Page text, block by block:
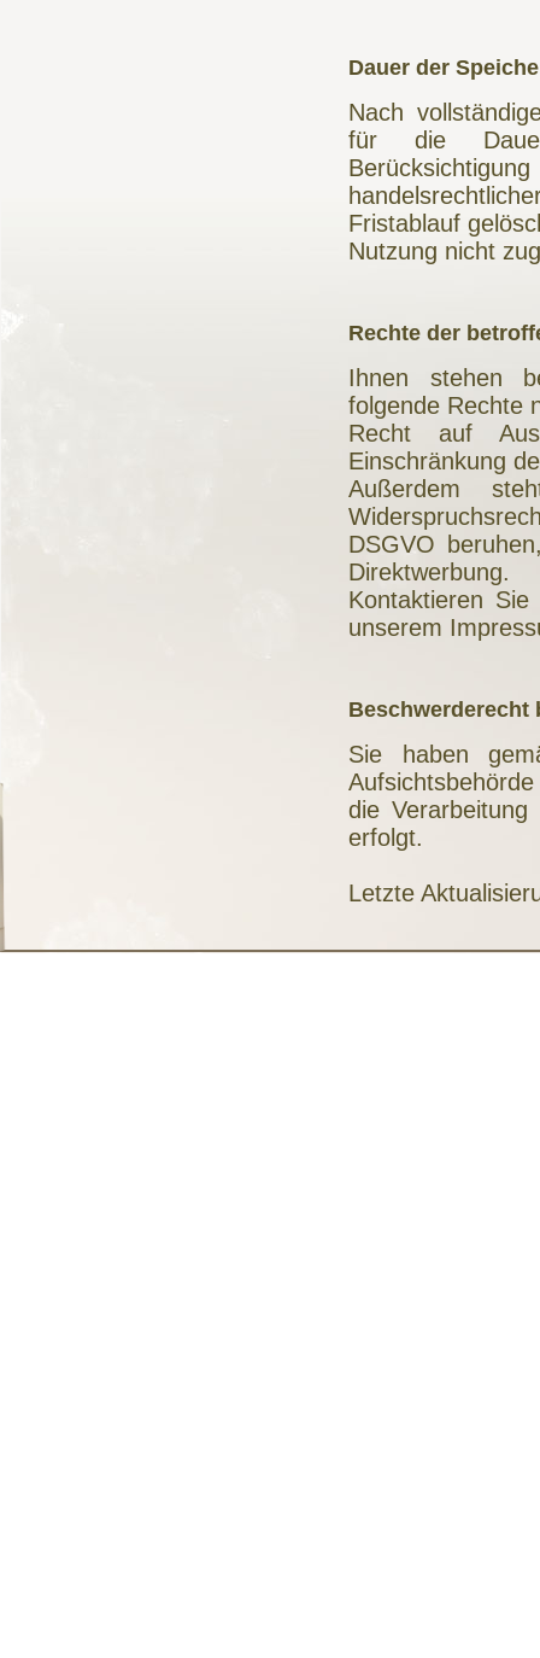
Dauer der
Nach
für die
Fristablauf
Nutzung nicht
Rechte der
Ihnen stehen
folgende Rechte
Recht auf
Einschränkung
Außerdem
DSGVO
Direktwerbung.
Kontaktieren
unserem
Beschwerderecht
Sie haben
die
erfolgt.
Letzte